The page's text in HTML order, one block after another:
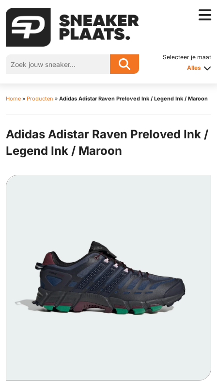
Selecteer je maat
Alles
Home » Producten » Adidas Adistar Raven Preloved Ink / Legend Ink / Maroon
Adidas Adistar Raven Preloved Ink /
Legend Ink / Maroon